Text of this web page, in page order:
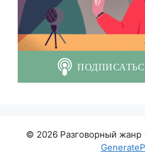
© 2026 Разговорный жанр